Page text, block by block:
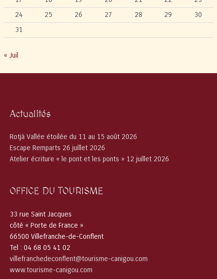
24
25 26 27 28 29
30
31
« Juil
Actualités
Rotjà Vallée étoilée du 11 au 15 août 2026
Escape Remparts 26 juillet 2026
Atelier écriture « le pont et les ponts » 12 juillet 2026
OFFICE DU TOURISME
33 rue Saint Jacques
côté « Porte de France »
66500 Villefranche-de-Conflent
Tel : 04 68 05 41 02
villefranchedeconflent@tourisme-canigou.com
www.tourisme-canigou.com